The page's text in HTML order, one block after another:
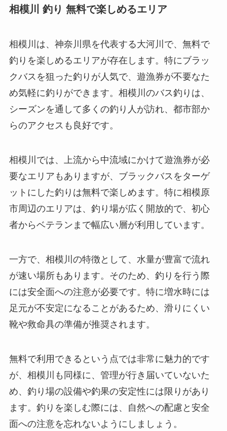
相模川 釣り 無料で楽しめるエリア
相模川は、神奈川県を代表する大河川で、無料で
釣りを楽しめるエリアが存在します。特にブラッ
クバスを狙った釣りが人気で、遊漁券が不要なた
め気軽に釣りができます。相模川のバス釣りは、
シーズンを通して多くの釣り人が訪れ、都市部か
らのアクセスも良好です。
相模川では、上流から中流域にかけて遊漁券が必
要なエリアもありますが、ブラックバスをターゲ
ットにした釣りは無料で楽しめます。特に相模原
市周辺のエリアは、釣り場が広く開放的で、初心
者からベテランまで幅広い層が利用しています。
一方で、相模川の特徴として、水量が豊富で流れ
が速い場所もあります。そのため、釣りを行う際
には安全面への注意が必要です。特に増水時には
足元が不安定になることがあるため、滑りにくい
靴や救命具の準備が推奨されます。
無料で利用できるという点では非常に魅力的です
が、相模川も同様に、管理が行き届いていないた
め、釣り場の設備や釣果の安定性には限りがあり
ます。釣りを楽しむ際には、自然への配慮と安全
面への注意を忘れないようにしましょう。